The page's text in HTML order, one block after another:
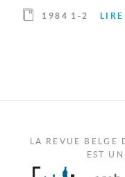
1984 1-2
LA REVUE
EST